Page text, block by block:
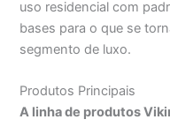
uso residencial com
bases para o que se
segmento de luxo.
Produtos Principais
A linha de produtos